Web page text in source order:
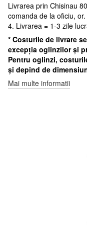
Livrarea prin Chisinau
comanda de la oficiu,
4. Livrarea = 1-3 zile
* Costurile de livrare
excepția oglinzilor și
Pentru oglinzi,
și depind de
Mai multe informatii